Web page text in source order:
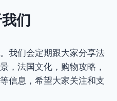
们
我们会定期跟大家分享法
，法国文化，购物攻略，
信息，希望大家关注和支